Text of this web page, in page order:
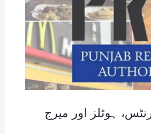
ہوٹلز اور میرج